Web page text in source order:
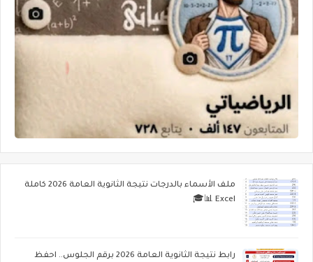
ملف الأسماء بالدرجات نتيجة الثانوية العامة 2026 كاملة
Excel 📊🎓
رابط نتيجة الثانوية العامة 2026 برقم الجلوس.. احفظ